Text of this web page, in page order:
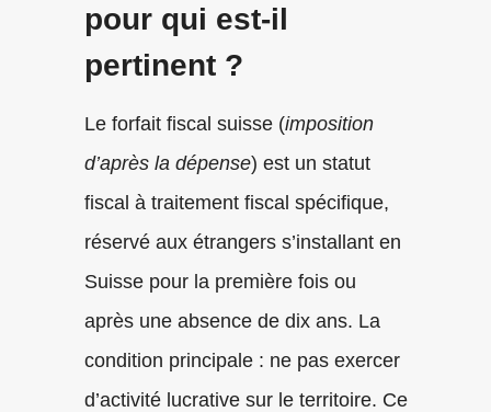
pour qui est-il
pertinent ?
Le forfait fiscal suisse (imposition
d’après la dépense) est un statut
fiscal à traitement fiscal spécifique,
réservé aux étrangers s’installant en
Suisse pour la première fois ou
après une absence de dix ans. La
condition principale : ne pas exercer
d’activité lucrative sur le territoire. Ce